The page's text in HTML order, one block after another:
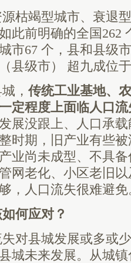
枯竭型城市、衰退
此前明确的全国262
市67 个，县和县级
县级市） 超九成位
， 传统工业基地、
定程度上面临人口流
展没跟上、人口承
时期，旧产业有些
业尚未成型、不具
网老化、小区老旧
，人口流失很难避免
何应对？
对县城发展或多或
城未来发展。从城